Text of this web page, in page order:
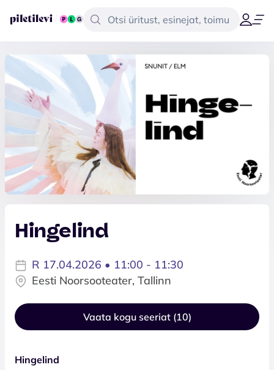
Hingelind
R 17.04.2026 • 11:00 - 11:30
Eesti Noorsooteater, Tallinn
Vaata kogu seeriat (10)
Hingelind